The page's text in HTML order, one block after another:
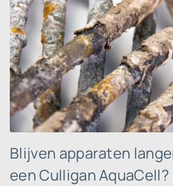
Blijven apparaten
een Culligan AquaCell?